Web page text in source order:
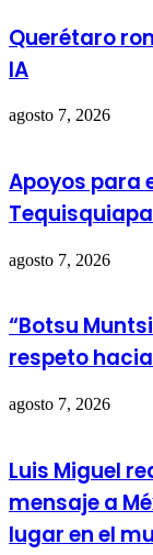
Querétaro
IA
agosto 7, 2026
Apoyos para
agosto 7, 2026
“Botsu
respeto
agosto 7, 2026
Luis Miguel
mensaje a
lugar en el